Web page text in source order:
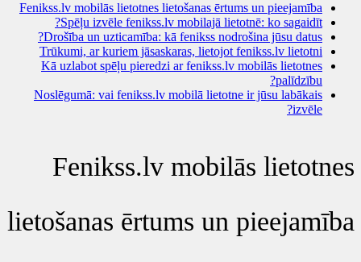
Fenikss.lv mobilās lietotnes lietošanas ērtums un pieejamība
Spēļu izvēle fenikss.lv mobilajā lietotnē: ko sagaidīt?
Drošība un uzticamība: kā fenikss nodrošina jūsu datus?
Trūkumi, ar kuriem jāsaskaras, lietojot fenikss.lv lietotni
Kā uzlabot spēļu pieredzi ar fenikss.lv mobilās lietotnes
palīdzību?
Noslēgumā: vai fenikss.lv mobilā lietotne ir jūsu labākais
izvēle?
Fenikss.lv mobilās lietotnes
lietošanas ērtums un pieejamība